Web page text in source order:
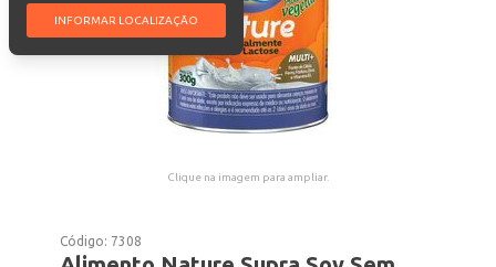
INFORMAR LOCALIZAÇÃO
Clique na imagem para ampliar.
Código: 7308